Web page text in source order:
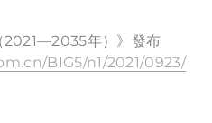
2021—2035年）》發布
BIG5/n1/2021/0923/